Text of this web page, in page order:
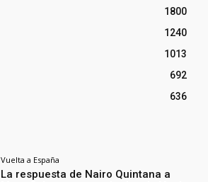
1800
1240
1013
692
636
Vuelta a España
La respuesta de Nairo Quintana a